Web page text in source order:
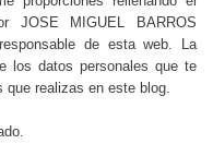
JOSE MIGUEL BARROS
de esta web. La
los datos personales que te
realizas en este blog.